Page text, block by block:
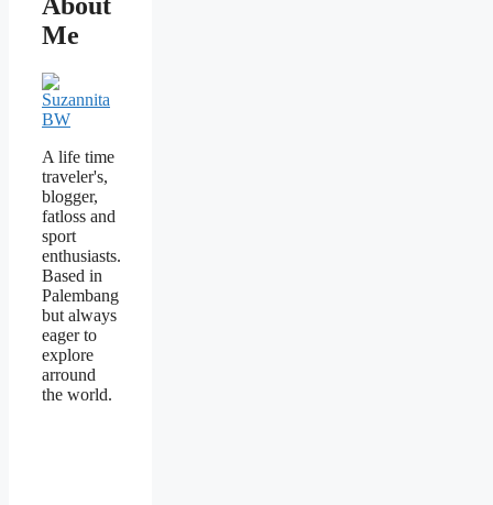
About
Me
A life time
traveler's,
blogger,
fatloss and
sport
enthusiasts.
Based in
Palembang
but always
eager to
explore
arround
the world.